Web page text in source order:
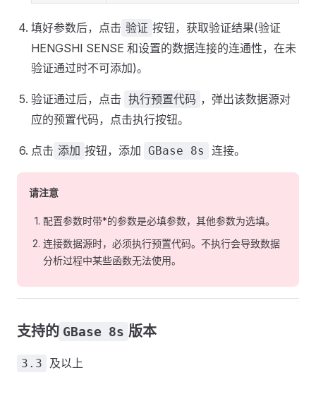
填好参数后，点击 验证 按钮，获取验证结果(验证
HENGSHI SENSE 和设置的数据连接的连通性，在未
验证通过时不可添加)。
验证通过后，点击 执行预置代码 ，弹出该数据源对
应的预置代码，点击执行按钮。
点击 添加 按钮，添加 GBase 8s 连接。
请注意
配置参数时带*的参数是必填参数，其他参数为选填。
连接数据源时，必须执行预置代码。不执行会导致数据
分析过程中某些函数无法使用。
支持的 GBase 8s 版本
3.3 及以上